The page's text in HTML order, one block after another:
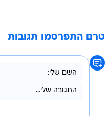
טרם התפרסמו תגובות